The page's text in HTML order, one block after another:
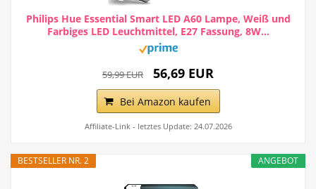
Philips Hue Essential Smart LED A60 Lampe, Weiß und
Farbiges LED Leuchtmittel, E27 Fassung, 8W...
59,99 EUR 56,69 EUR
Bei Amazon kaufen
Affiliate-Link - letztes Update: 24.07.2026
ANGEBOT
BESTSELLER NR. 2